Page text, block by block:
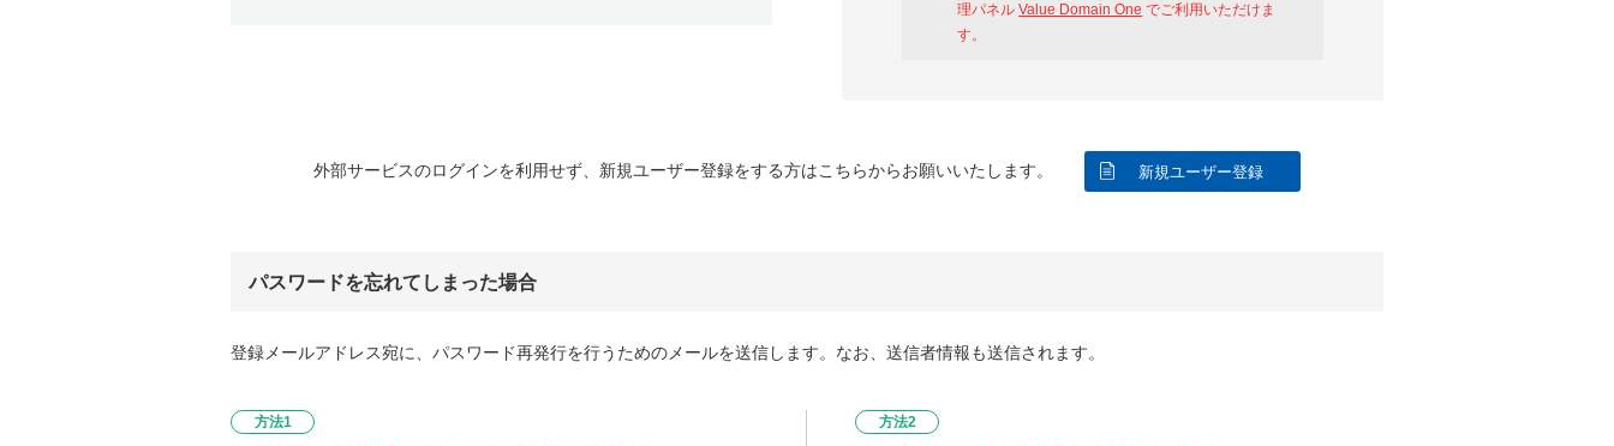
理パネルValue Domain One でご利用いただけま
す。
外部サービスのログインを利用せず、新規ユーザー登録をする方はこちらからお願いいたします。 新規ユーザー登録
パスワードを忘れてしまった場合
登録メールアドレス宛に、パスワード再発行を行うためのメールを送信します。なお、送信者情報も送信されます。
方法1 方法2